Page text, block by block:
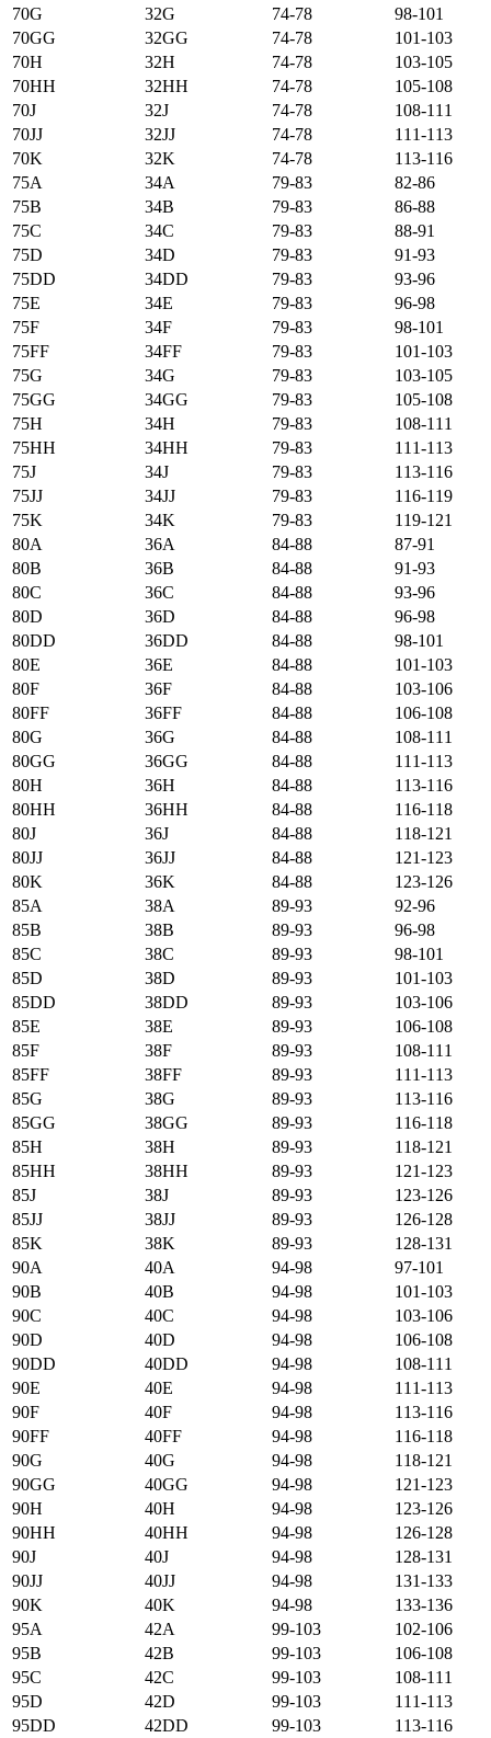
70G
32G 74-78
98-101
70GG
32GG 74-78
101-103
70H
32H 74-78
103-105
70HH
32HH 74-78
105-108
70J
32J 74-78
108-111
70JJ
32JJ 74-78
111-113
70K
32K 74-78
113-116
75А
34А 79-83
82-86
75B
34B 79-83
86-88
75C
34C 79-83
88-91
75D
34D 79-83
91-93
75DD
34DD 79-83
93-96
75E
34E 79-83
96-98
75F
34F 79-83
98-101
75FF
34FF 79-83
101-103
75G
34G 79-83
103-105
75GG
34GG 79-83
105-108
75H
34H 79-83
108-111
75HH
34HH 79-83
111-113
75J
34J 79-83
113-116
75JJ
34JJ 79-83
116-119
75K
34K 79-83
119-121
80А
36А 84-88
87-91
80B
36B 84-88
91-93
80C
36C 84-88
93-96
80D
36D 84-88
96-98
80DD
36DD 84-88
98-101
80E
36E 84-88
101-103
80F
36F 84-88
103-106
80FF
36FF 84-88
106-108
80G
36G 84-88
108-111
80GG
36GG 84-88
111-113
80H
36H 84-88
113-116
80HH
36HH 84-88
116-118
80J
36J 84-88
118-121
80JJ
36JJ 84-88
121-123
80K
36K 84-88
123-126
85А
38А 89-93
92-96
85B
38B 89-93
96-98
85C
38C 89-93
98-101
85D
38D 89-93
101-103
85DD
38DD 89-93
103-106
85E
38E 89-93
106-108
85F
38F 89-93
108-111
85FF
38FF 89-93
111-113
85G
38G 89-93
113-116
85GG
38GG 89-93
116-118
85H
38H 89-93
118-121
85HH
38HH 89-93
121-123
85J
38J 89-93
123-126
85JJ
38JJ 89-93
126-128
85K
38K 89-93
128-131
90А
40А 94-98
97-101
90B
40B 94-98
101-103
90C
40C 94-98
103-106
90D
40D 94-98
106-108
90DD
40DD 94-98
108-111
90E
40E 94-98
111-113
90F
40F 94-98
113-116
90FF
40FF 94-98
116-118
90G
40G 94-98
118-121
90GG
40GG 94-98
121-123
90H
40H 94-98
123-126
90HH
40HH 94-98
126-128
90J
40J 94-98
128-131
90JJ
40JJ 94-98
131-133
90K
40K 94-98
133-136
95А
42А 99-103
102-106
95B
42B 99-103
106-108
95C
42C 99-103
108-111
95D
42D 99-103
111-113
95DD
42DD 99-103
113-116